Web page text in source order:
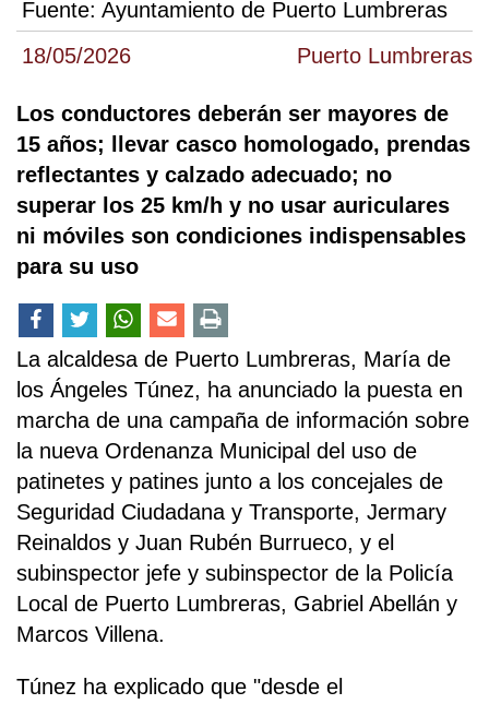
18/05/2026 Puerto Lumbreras
Fuente: Ayuntamiento de Puerto Lumbreras
Los conductores deberán ser mayores de
15 años; llevar casco homologado, prendas
reflectantes y calzado adecuado; no
superar los 25 km/h y no usar auriculares
ni móviles son condiciones indispensables
para su uso
La alcaldesa de Puerto Lumbreras, María de
los Ángeles Túnez, ha anunciado la puesta en
marcha de una campaña de información sobre
la nueva Ordenanza Municipal del uso de
patinetes y patines junto a los concejales de
Seguridad Ciudadana y Transporte, Jermary
Reinaldos y Juan Rubén Burrueco, y el
subinspector jefe y subinspector de la Policía
Local de Puerto Lumbreras, Gabriel Abellán y
Marcos Villena.
Túnez ha explicado que "desde el